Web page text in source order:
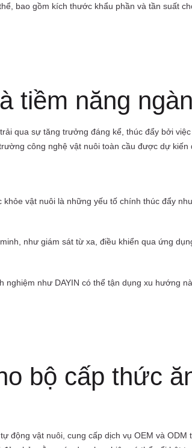
bao gồm kích thước khẩu phần và tần suất
tiềm năng
qua sự tăng trưởng đáng kể, thúc đẩy bởi
công nghệ vật nuôi toàn cầu được dự
vật nuôi là những yếu tố chính thúc đẩy
như giám sát từ xa, điều khiển qua ứng
như DAYIN có thể tận dụng xu hướng
bộ cấp thức
động vật nuôi, cung cấp dịch vụ OEM và